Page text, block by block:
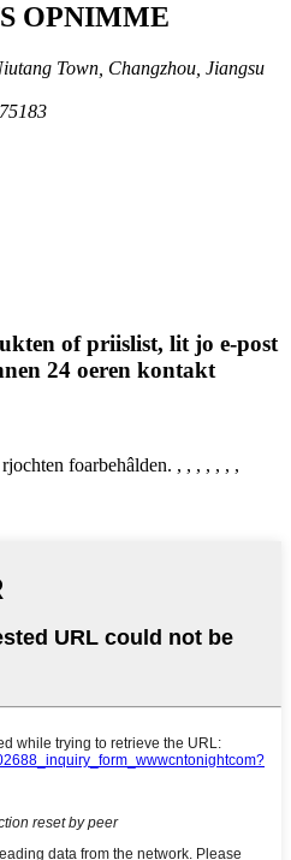
OPNIMME
Town, Changzhou, Jiangsu
of priislist, lit jo e-post
24 oeren kontakt
foarbehâlden. , , , , , , ,